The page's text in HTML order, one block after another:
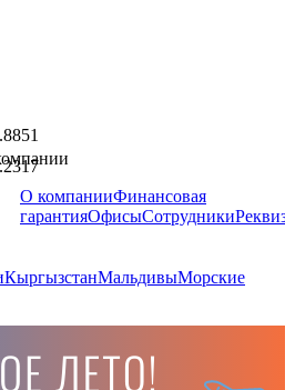
О компанииФинансовая
гарантияОфисыСотрудники
КыргызстанМальдивыМорские